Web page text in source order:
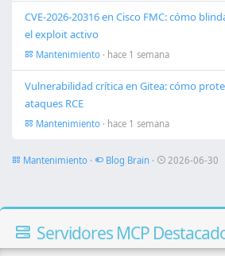
CVE-2026-20316 en Cisco FMC: cómo
el exploit activo
Mantenimiento · hace 1 semana
Vulnerabilidad crítica en Gitea: cómo
ataques RCE
Mantenimiento · hace 1 semana
Mantenimiento · Blog Brain · 2026-06-30
Servidores MCP